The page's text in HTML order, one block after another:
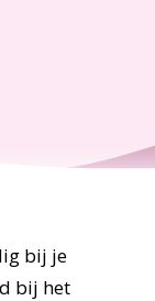
bij je
bij het